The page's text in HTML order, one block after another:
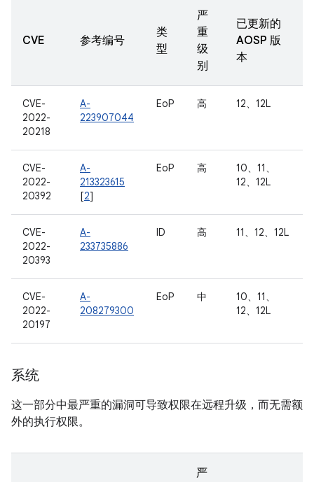
CVE 参考编号
类
型
严
重
级
别
已更新的
AOSP 版
本
CVE-
2022-
20218
A-
223907044
EoP 高 12、12L
CVE-
2022-
20392
A-
213323615
[2]
EoP 高
10、11、
12、12L
CVE-
2022-
20393
A-
233735886
ID 高 11、12、12L
CVE-
2022-
20197
A-
208279300
EoP 中
10、11、
12、12L
系统
这一部分中最严重的漏洞可导致权限在远程升级，而无需额
外的执行权限。
严